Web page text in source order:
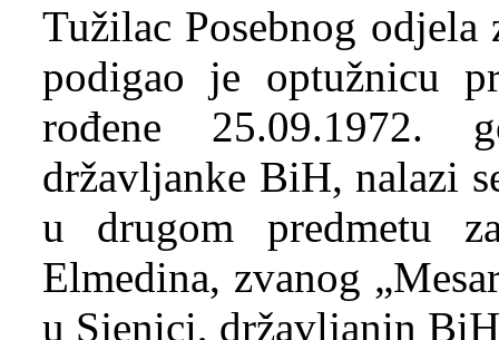
Tužilac Posebnog
podigao je optužnicu
rođene 25.09.1972.
državljanke BiH, nalazi
u drugom predmetu
Elmedina, zvanog
u Sjenici, državljanin